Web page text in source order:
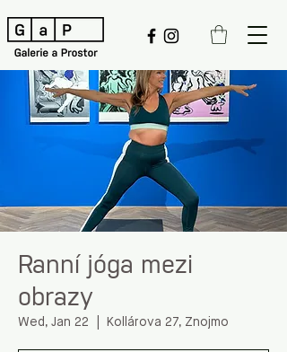
Ranní jóga mezi
obrazy
Wed, Jan 22 Kollárova 27, Znojmo